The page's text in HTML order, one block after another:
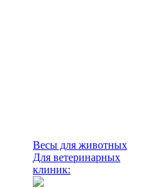
Весы для животных
Для ветеринарных
клиник: